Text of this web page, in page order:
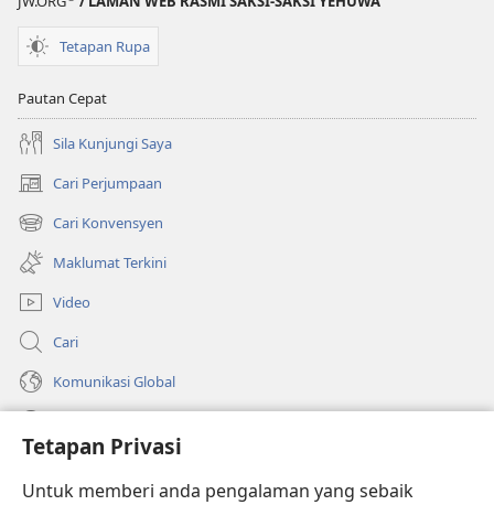
Tetapan Privasi
Untuk memberi anda pengalaman yang sebaik
Tetapan Rupa
Pautan Cepat
Sila Kunjungi Saya
Cari Perjumpaan
(membuka
tetingkap
baharu)
Cari Konvensyen
(membuka
tetingkap
baharu)
Maklumat Terkini
Video
Cari
Komunikasi Global
(membuka